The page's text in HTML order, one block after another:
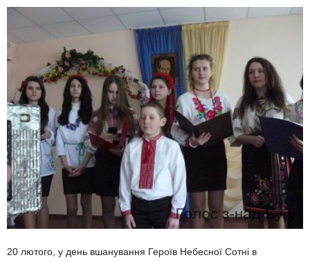
20 лютого, у день вшанування Героїв Небесної Сотні в